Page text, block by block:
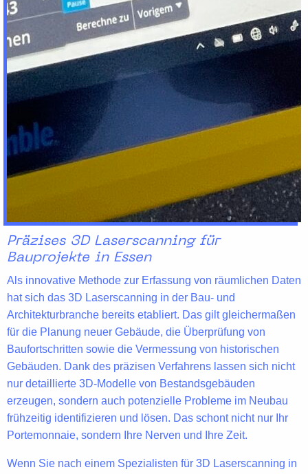
Präzises 3D Laserscanning für
Bauprojekte in Essen
Als innovative Methode zur Erfassung von räumlichen Daten
hat sich das 3D Laserscanning in der Bau- und
Architekturbranche bereits etabliert. Das gilt gleichermaßen
für die Planung neuer Gebäude, die Überprüfung von
Baufortschritten sowie die Vermessung von historischen
Gebäuden. Dank des präzisen Verfahrens lassen sich nicht
nur detaillierte 3D-Modelle von Bestandsgebäuden
erzeugen, sondern auch potenzielle Probleme im Neubau
frühzeitig identifizieren und lösen. Das schont nicht nur Ihr
Portemonnaie, sondern Ihre Nerven und Ihre Zeit.
Wenn Sie nach einem Spezialisten für 3D Laserscanning in